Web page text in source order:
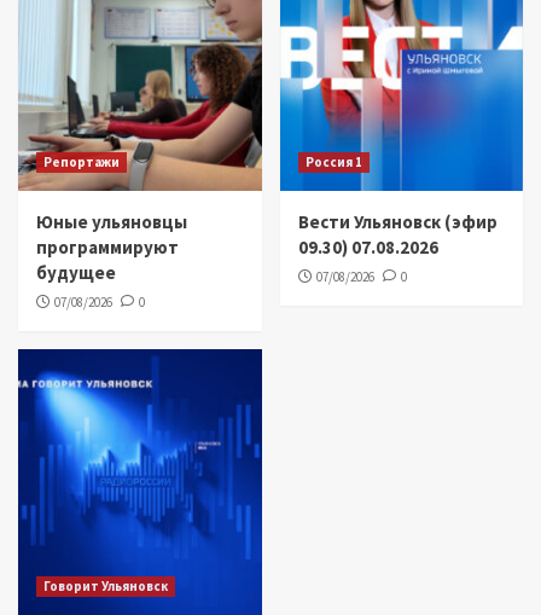
Репортажи
Юные ульяновцы
программируют
будущее
07/08/2026 0
Россия 1
Вести Ульяновск (эфир
09.30) 07.08.2026
07/08/2026 0
Говорит Ульяновск